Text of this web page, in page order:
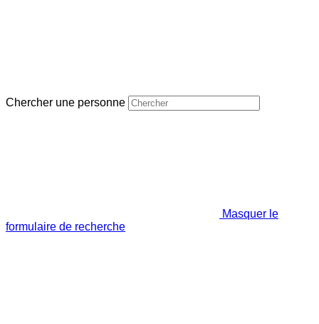
Chercher une personne
Masquer le
formulaire de recherche